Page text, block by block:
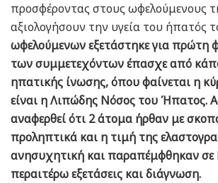
προσφέροντας στους ωφελούμενους
αξιολογήσουν την υγεία του ήπατός
ωφελούμενων εξετάστηκε για πρώτη
των συμμετεχόντων έπασχε από
ηπατικής ίνωσης, όπου φαίνεται η
είναι η Λιπώδης Νόσος του Ήπατος.
αναφερθεί ότι 2 άτομα ήρθαν με
προληπτικά και η τιμή της
ανησυχητική και παραπέμφθηκαν σε
περαιτέρω εξετάσεις και διάγνωση.